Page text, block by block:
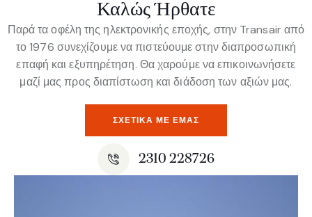
Καλώς Ήρθατε
Παρά τα οφέλη της ηλεκτρονικής εποχής, στην Transair από
το 1976 συνεχίζουμε να πιστεύουμε στην διαπροσωπική
επαφή και εξυπηρέτηση. Θα χαρούμε να επικοινωνήσετε
μαζί μας προς διαπίστωση και διάδοση των αξιών μας.
ΣΧΕΤΙΚΆ ΜΕ ΕΜΆΣ
2310 228726